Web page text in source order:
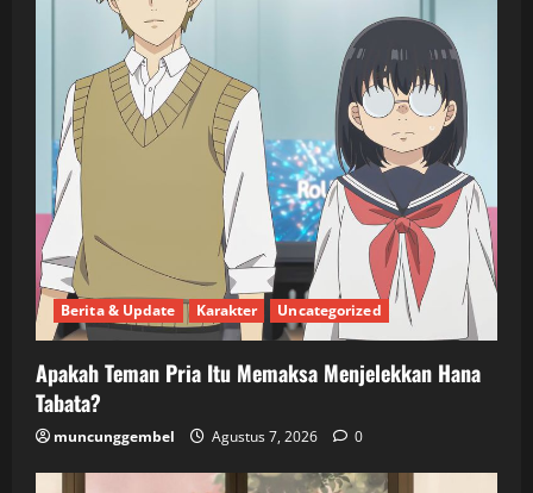
Berita & Update Karakter Uncategorized
Apakah Teman Pria Itu Memaksa Menjelekkan Hana
Tabata?
muncunggembel Agustus 7, 2026 0